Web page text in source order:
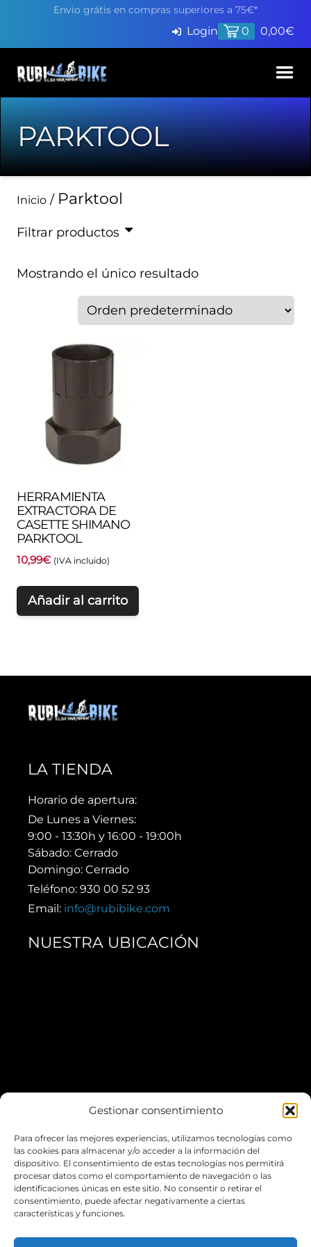
Gestionar consentimiento
Para ofrecer las mejores experiencias, utilizamos tecnologías como
las cookies para almacenar y/o acceder a la información del
dispositivo. El consentimiento de estas tecnologías nos permitirá
procesar datos como el comportamiento de navegación o las
identificaciones únicas en este sitio. No consentir o retirar el
consentimiento, puede afectar negativamente a ciertas
características y funciones.
Envio grátis en compras superiores a 75€*
Login 0 0,00€
Productos
Servicios
Pide cita en Taller
Finaciación
PARKTOOL
Inicio / Parktool
Filtrar productos
Mostrando el único resultado
HERRAMIENTA
EXTRACTORA DE
CASETTE SHIMANO
PARKTOOL
10,99€ (IVA incluido)
Añadir al carrito
LA TIENDA
Horario de apertura:
De Lunes a Viernes:
9:00 - 13:30h y 16:00 - 19:00h
Sábado: Cerrado
Domingo: Cerrado
Teléfono: 930 00 52 93
Email: info@rubibike.com
NUESTRA UBICACIÓN
*Puedes aparcar fácilmente en elEscardivol
LA WEB
POLÍTICA DE COOKIES